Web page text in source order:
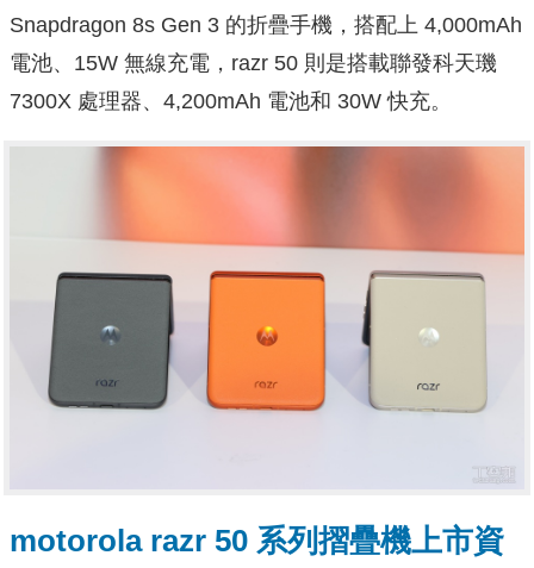
Snapdragon 8s Gen 3 的折疊手機，搭配上 4,000mAh
電池、15W 無線充電，razr 50 則是搭載聯發科天璣
7300X 處理器、4,200mAh 電池和 30W 快充。
motorola razr 50 系列摺疊機上市資